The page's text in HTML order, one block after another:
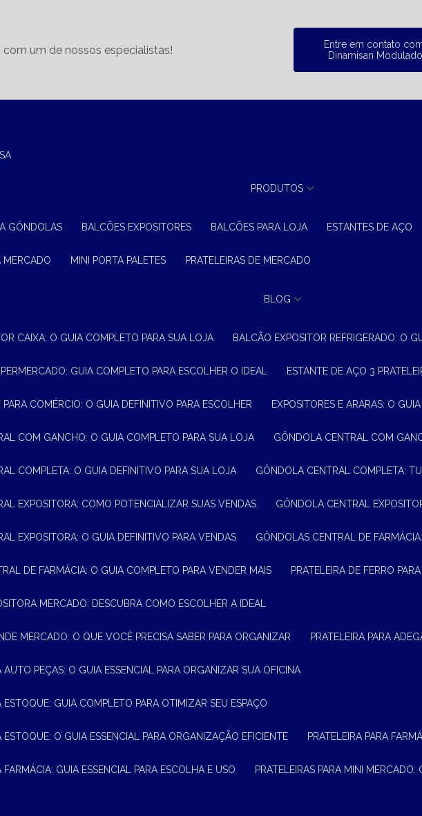
um de nossos especialistas!
Entre em contato
Dinamisan
PRODUTOS
GÔNDOLAS BALCÕES EXPOSITORES BALCÕES PARA LOJA ESTANTES DE AÇO
MERCADO MINI PORTA PALETES PRATELEIRAS DE MERCADO
BLOG
CAIXA: O GUIA COMPLETO PARA SUA LOJA BALCÃO EXPOSITOR REFRIGERADO: O
GUIA COMPLETO PARA ESCOLHER O IDEAL ESTANTE DE AÇO 3
PARA COMÉRCIO: O GUIA DEFINITIVO PARA ESCOLHER EXPOSITORES E ARARAS: O
COM GANCHO: O GUIA COMPLETO PARA SUA LOJA GÔNDOLA CENTRAL COM
COMPLETA: O GUIA DEFINITIVO PARA SUA LOJA GÔNDOLA CENTRAL COMPLETA:
EXPOSITORA: COMO POTENCIALIZAR SUAS VENDAS GÔNDOLA CENTRAL
EXPOSITORA: O GUIA DEFINITIVO PARA VENDAS GÔNDOLAS CENTRAL DE
DE FARMÁCIA: O GUIA COMPLETO PARA VENDER MAIS PRATELEIRA DE FERRO
MERCADO: DESCUBRA COMO ESCOLHER A IDEAL
MERCADO: O QUE VOCÊ PRECISA SABER PARA ORGANIZAR PRATELEIRA PARA
AUTO PEÇAS: O GUIA ESSENCIAL PARA ORGANIZAR SUA OFICINA
ESTOQUE: GUIA COMPLETO PARA OTIMIZAR SEU ESPAÇO
ESTOQUE: O GUIA ESSENCIAL PARA ORGANIZAÇÃO EFICIENTE PRATELEIRA PARA
FARMÁCIA: GUIA ESSENCIAL PARA ESCOLHA E USO PRATELEIRAS PARA MINI